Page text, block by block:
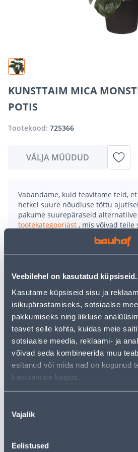
Veebilehel on kasutatud küpsiseid.
Kasutame küpsiseid sisu ja
isikupärastamiseks, sotsiaalse
pakkumiseks ning liikluse
teavet selle kohta, kuidas meie
sotsiaalse meedia, reklaami- ja
võivad seda kombineerida muu
esitanud või mida nad on kogunud
kasutamise käigus.
valik
Vajalik
Eelistused
KUNSTTAIM MICA
POTIS
Tootekood: 725366
VÄLJA MÜÜDUD
Vabandame, kuid teavitame teid,
hetkel suure nõudluse tõttu
pakume suurepäraseid
tootekategooriast , mis võivad teile
Teie ostlemisrõõm ei pea aga siin
uurimistööd saate jätkata, naastes
veelgi meelepärasemad valikuid.
• Kunsttaim Monstera potis
• 14-päevane tagastusõigus
Tarne pole võimalik